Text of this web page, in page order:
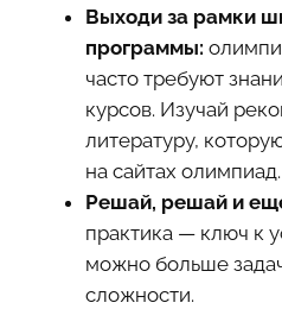
Выходи за рамки
программы:
часто требуют
курсов. Изучай
литературу,
на сайтах олимпиад.
Решай, решай и
практика — ключ к
можно больше
сложности.